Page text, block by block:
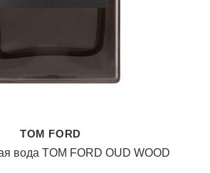
TOM FORD
вода TOM FORD OUD WOOD